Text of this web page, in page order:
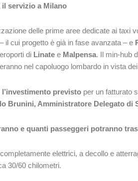
servizio a Milano
delle prime aree dedicate ai taxi
– il cui progetto è già in fase avanzata – e
di Linate e Malpensa. Il min-hub
nel capoluogo lombardo in vista
previsto per un fatturato
Brunini, Amministratore Delegato di
e quanti passeggeri potranno
elettrici, a decollo e
30/60 chilometri.